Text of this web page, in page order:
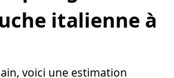
italienne à
voici une estimation